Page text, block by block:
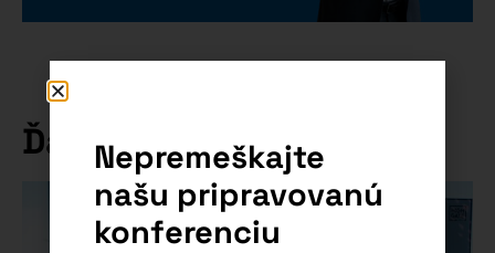
Ďalšie články
Nepremeškajte
našu pripravovanú
konferenciu